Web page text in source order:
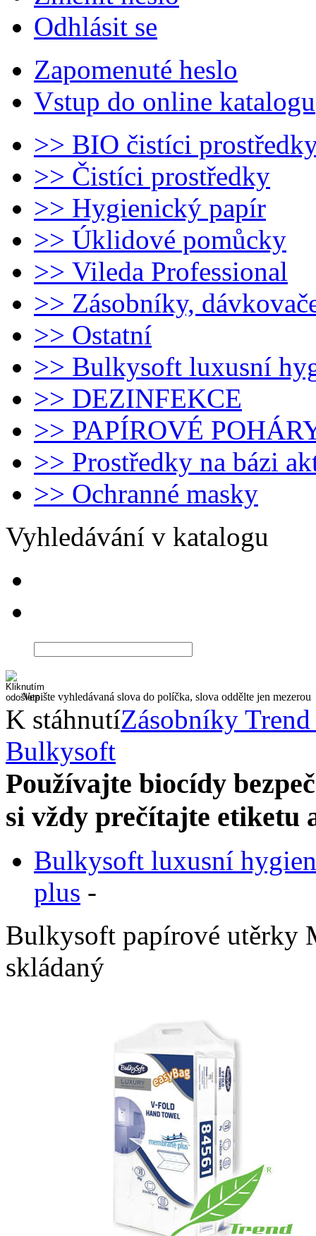
Odhlásit se
Zapomenuté heslo
Vstup do online katalogu
>> BIO čistíci
>> Čistíci prostředky
>> Hygienický papír
>> Úklidové pomůcky
>> Vileda Professional
>> Zásobníky,
>> Ostatní
>> Bulkysoft luxusní
>> DEZINFEKCE
>> PAPÍROVÉ
>> Prostředky na bázi
>> Ochranné masky
Vyhledávání v katalogu
Vepište vyhledávaná slova do políčka, slova oddělte jen mezerou
K stáhnutíZásobníky
Bulkysoft
Používajte biocídy
si vždy prečítajte etiketu
Bulkysoft luxusní
plus -
Bulkysoft papírové utěrky
skládaný